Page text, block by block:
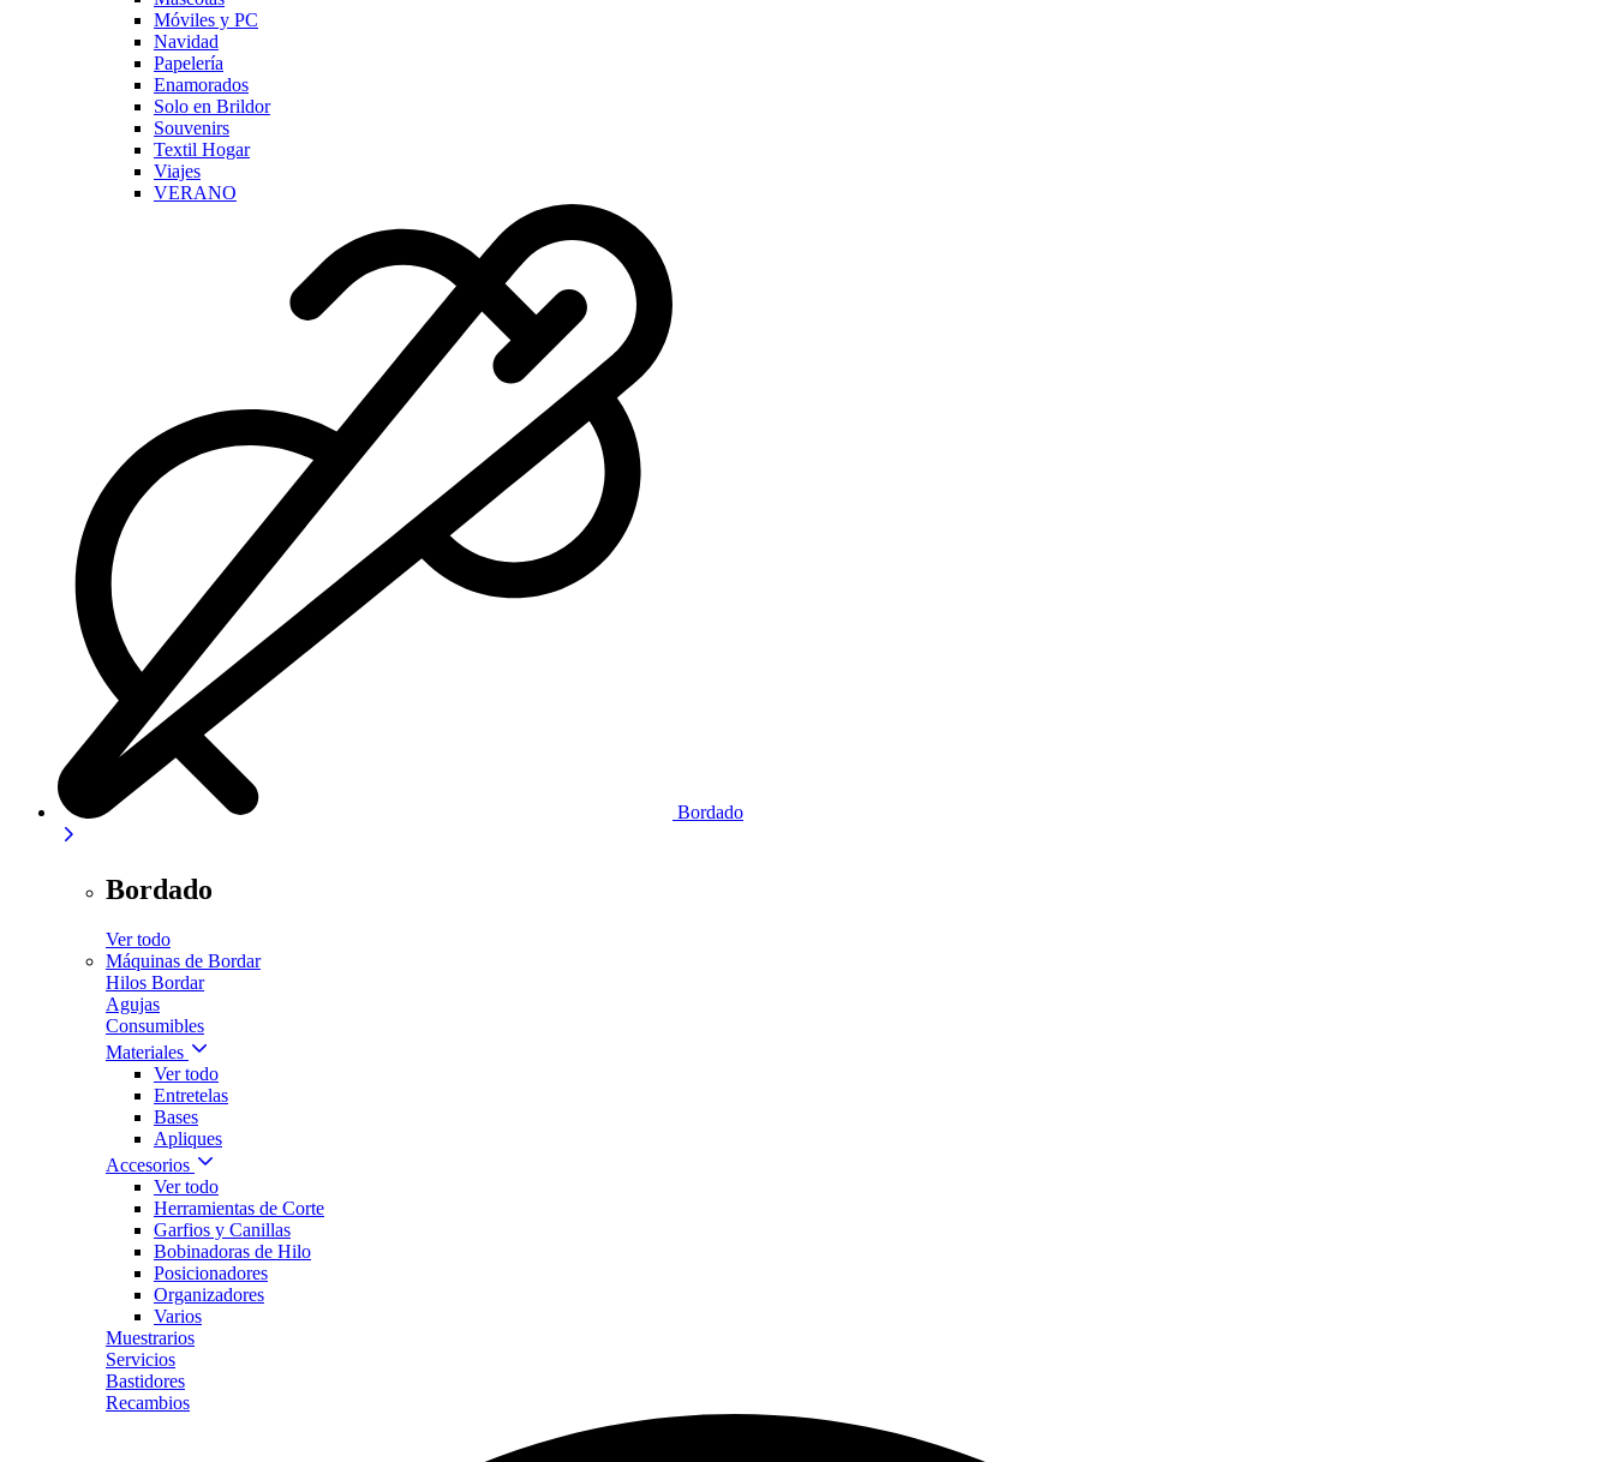
Móviles y PC
Navidad
Papelería
Enamorados
Solo en Brildor
Souvenirs
Textil Hogar
Viajes
VERANO
Bordado
Bordado
Ver todo
Máquinas de Bordar
Hilos Bordar
Agujas
Consumibles
Materiales
Ver todo
Entretelas
Bases
Apliques
Accesorios
Ver todo
Herramientas de Corte
Garfios y Canillas
Bobinadoras de Hilo
Posicionadores
Organizadores
Varios
Muestrarios
Servicios
Bastidores
Recambios